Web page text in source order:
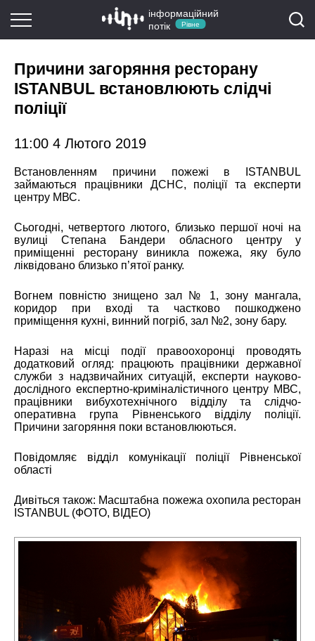
інформаційний
потік
Рівне
Причини загоряння ресторану
ISTANBUL встановлюють слідчі
поліції
11:00 4 Лютого 2019
Встановленням причини пожежі в ISTANBUL
займаються працівники ДСНС, поліції та експерти
центру МВС.
Сьогодні, четвертого лютого, близько першої ночі на
вулиці Степана Бандери обласного центру у
приміщенні ресторану виникла пожежа, яку було
ліквідовано близько п’ятої ранку.
Вогнем повністю знищено зал № 1, зону мангала,
коридор при вході та частково пошкоджено
приміщення кухні, винний погріб, зал №2, зону бару.
Наразі на місці події правоохоронці проводять
додатковий огляд: працюють працівники державної
служби з надзвичайних ситуацій, експерти науково-
дослідного експертно-криміналістичного центру МВС,
працівники вибухотехнічного відділу та слідчо-
оперативна група Рівненського відділу поліції.
Причини загоряння поки встановлюються.
Повідомляє відділ комунікації поліції Рівненської
області
Дивіться також: Масштабна пожежа охопила ресторан
ISTANBUL (ФОТО, ВІДЕО)